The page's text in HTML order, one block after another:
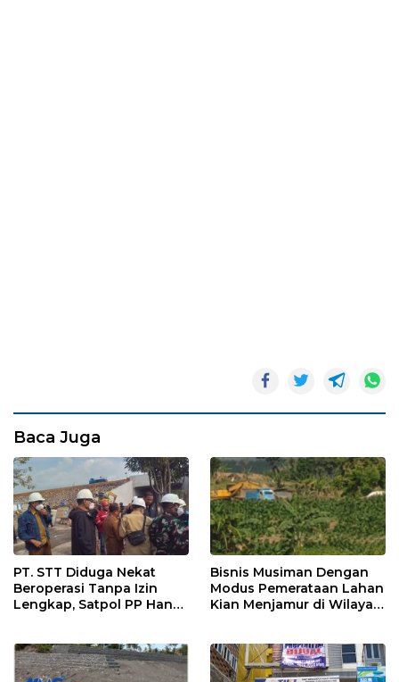
Baca Juga
PT. STT Diduga Nekat
Beroperasi Tanpa Izin
Lengkap, Satpol PP Hanya
Bisnis Musiman Dengan
Modus Pemerataan Lahan
Kian Menjamur di Wilayah